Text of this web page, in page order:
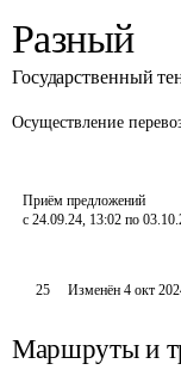
Разный
Государственный
Осуществление
Приём предложений
с 24.09.24, 13:02 по
25 Изменён4 окт
Маршруты и